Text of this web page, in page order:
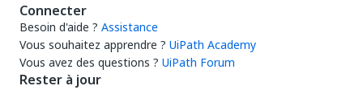
Connecter
Besoin d'aide ? Assistance
Vous souhaitez apprendre ? UiPath Academy
Vous avez des questions ? UiPath Forum
Rester à jour